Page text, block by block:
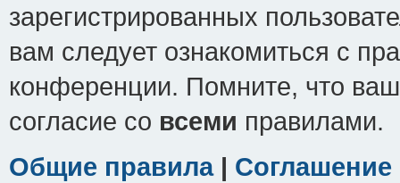
зарегистрированных
вам следует ознакомиться с
конференции. Помните, что
согласие со всеми правилами.
Общие правила|